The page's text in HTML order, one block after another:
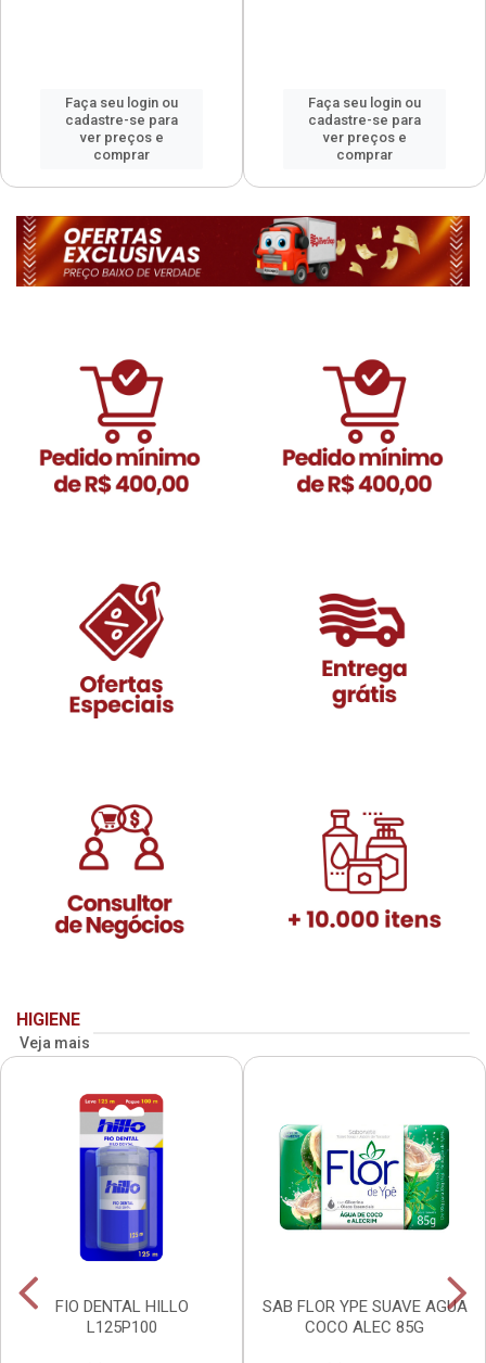
Faça seu login ou
cadastre-se para
ver preços e
comprar
Faça seu login ou
cadastre-se para
ver preços e
comprar
HIGIENE
Veja mais
FIO DENTAL HILLO
L125P100
SAB FLOR YPE SUAVE AGUA
COCO ALEC 85G